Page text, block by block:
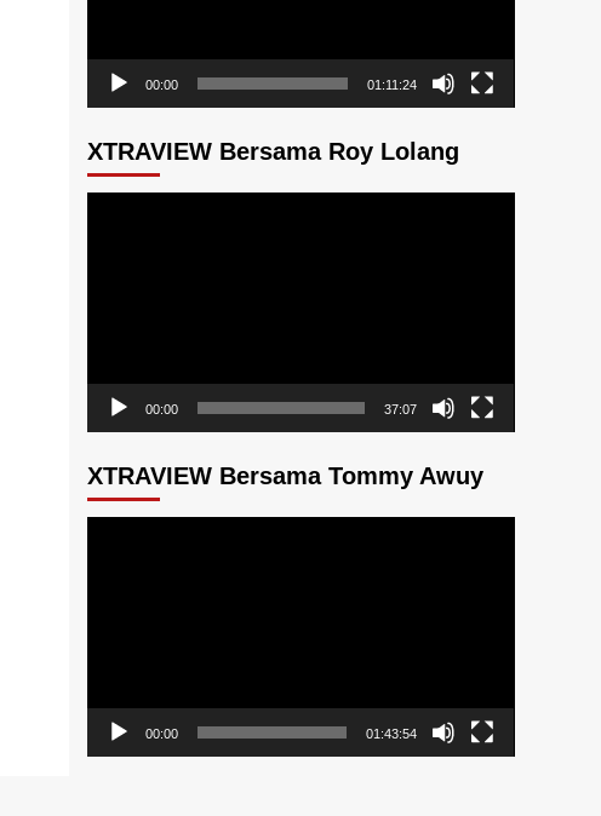
00:00 01:11:24
XTRAVIEW Bersama Roy Lolang
00:00 37:07
XTRAVIEW Bersama Tommy Awuy
00:00 01:43:54